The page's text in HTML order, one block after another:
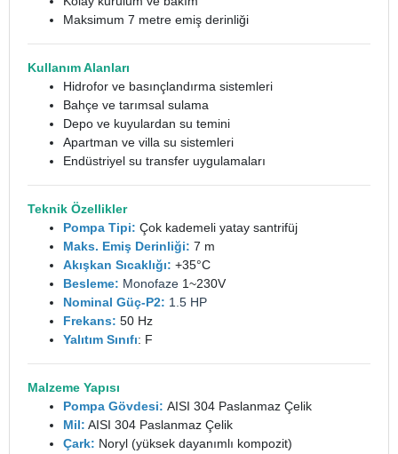
Maksimum 7 metre emiş derinliği
Kullanım Alanları
Hidrofor ve basınçlandırma sistemleri
Bahçe ve tarımsal sulama
Depo ve kuyulardan su temini
Apartman ve villa su sistemleri
Endüstriyel su transfer uygulamaları
Teknik Özellikler
Pompa Tipi: Çok kademeli yatay santrifüj
Maks. Emiş Derinliği: 7 m
Akışkan Sıcaklığı: +35°C
Besleme: Monofaze 1~230V
Nominal Güç-P2: 1.5 HP
Frekans: 50 Hz
Yalıtım Sınıfı: F
Malzeme Yapısı
Pompa Gövdesi: AISI 304 Paslanmaz Çelik
Mil: AISI 304 Paslanmaz Çelik
Çark: Noryl (yüksek dayanımlı kompozit)